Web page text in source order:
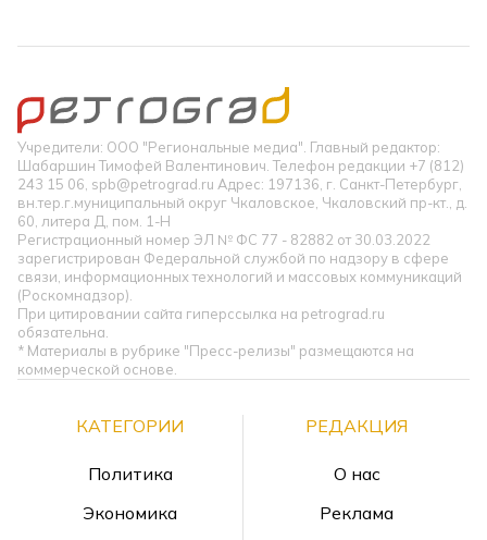
Учредители: ООО "Региональные медиа". Главный редактор:
Шабаршин Тимофей Валентинович. Телефон редакции +7 (812)
243 15 06, spb@petrograd.ru Адрес: 197136, г. Санкт-Петербург,
вн.тер.г.муниципальный округ Чкаловское, Чкаловский пр-кт., д.
60, литера Д, пом. 1-Н
Регистрационный номер ЭЛ № ФС 77 - 82882 от 30.03.2022
зарегистрирован Федеральной службой по надзору в сфере
связи, информационных технологий и массовых коммуникаций
(Роскомнадзор).
При цитировании сайта гиперссылка на petrograd.ru
обязательна.
* Материалы в рубрике "Пресс-релизы" размещаются на
коммерческой основе.
КАТЕГОРИИ
Политика
Экономика
РЕДАКЦИЯ
О нас
Реклама